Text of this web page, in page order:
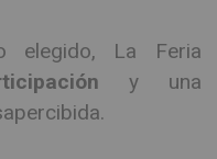
elegido, La Feria
y una